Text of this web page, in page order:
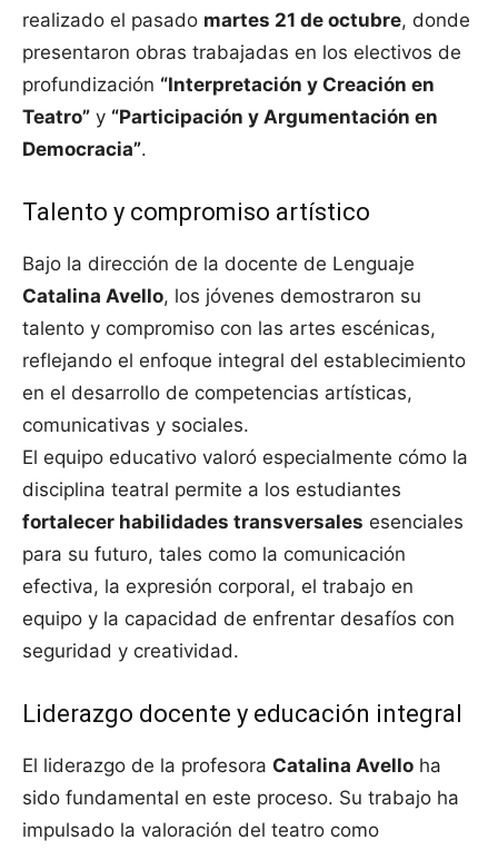
realizado el pasado martes 21 de octubre, donde
presentaron obras trabajadas en los electivos de
profundización “Interpretación y Creación en
Teatro” y “Participación y Argumentación en
Democracia”.
Talento y compromiso artístico
Bajo la dirección de la docente de Lenguaje
Catalina Avello, los jóvenes demostraron su
talento y compromiso con las artes escénicas,
reflejando el enfoque integral del establecimiento
en el desarrollo de competencias artísticas,
comunicativas y sociales.
El equipo educativo valoró especialmente cómo la
disciplina teatral permite a los estudiantes
fortalecer habilidades transversales esenciales
para su futuro, tales como la comunicación
efectiva, la expresión corporal, el trabajo en
equipo y la capacidad de enfrentar desafíos con
seguridad y creatividad.
Liderazgo docente y educación integral
El liderazgo de la profesora Catalina Avello ha
sido fundamental en este proceso. Su trabajo ha
impulsado la valoración del teatro como